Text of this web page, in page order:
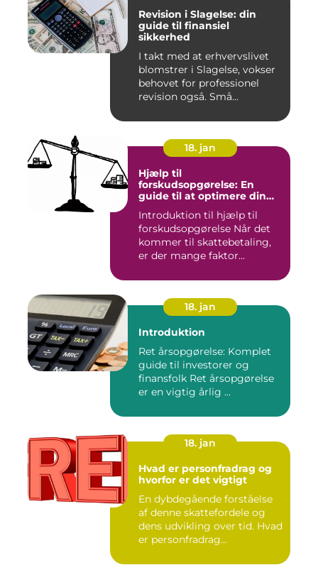
Revision i Slagelse: din
guide til finansiel
sikkerhed
I takt med at erhvervslivet
blomstrer i Slagelse, vokser
behovet for professionel
revision også. Små...
18. jan
Hjælp til
forskudsopgørelse: En
guide til at optimere din
Introduktion til hjælp til
forskudsopgørelse Når det
kommer til skattebetaling,
er der mange faktor...
18. jan
Introduktion
Ret årsopgørelse: Komplet
guide til investorer og
finansfolk Ret årsopgørelse
er en vigtig årlig ...
18. jan
Hvad er personfradrag og
hvorfor er det vigtigt
En dybdegående forståelse
af denne skattefordele og
dens udvikling over tid. Hvad
er personfradrag...